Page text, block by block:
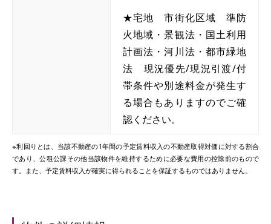
★宅地 市街化区域 準防
火地域・景観法・国土利用
計画法・河川法・都市緑地
法 現況優先/現況引渡/付
帯条件や別途料金が発生す
る場合もありますのでご確
認ください。
※利回りとは、当該不動産の1年間の予定賃料収入の不動産取得対価に対する割合
であり、公租公課その他当該物件を維持するために必要な費用の控除前のもので
す。また、予定賃料収入が確実に得られることを保証するものではありません。